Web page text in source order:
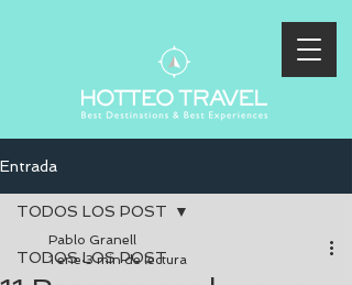
Entrada
TODOS LOS POST
TODOS LOS POST
Pablo Granell
1 ene 3 min de lectura